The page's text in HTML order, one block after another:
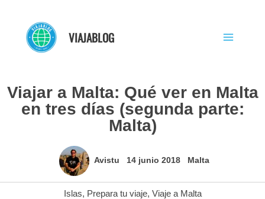
contenido
VIAJABLOG
Viajar a Malta: Qué ver en Malta
en tres días (segunda parte:
Malta)
Avistu 14 junio 2018 Malta
Islas, Prepara tu viaje, Viaje a Malta